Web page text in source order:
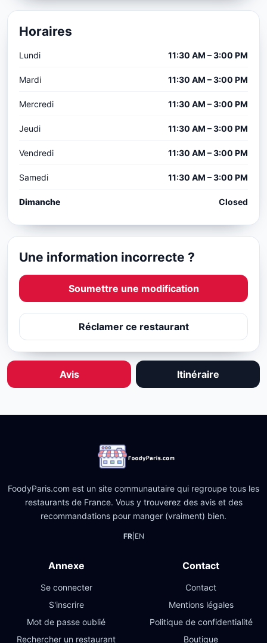
Horaires
Lundi 11:30 AM – 3:00 PM
Mardi 11:30 AM – 3:00 PM
Mercredi 11:30 AM – 3:00 PM
Jeudi 11:30 AM – 3:00 PM
Vendredi 11:30 AM – 3:00 PM
Samedi 11:30 AM – 3:00 PM
Dimanche Closed
Une information incorrecte ?
Soumettre une modification
Réclamer ce restaurant
Avis Itinéraire
FoodyParis.com est un site communautaire qui regroupe tous les
restaurants de France. Vous y trouverez des avis et des
recommandations pour manger (vraiment) bien.
FR| EN
Annexe
Se connecter
S'inscrire
Mot de passe oublié
Rechercher un restaurant
Contact
Contact
Mentions légales
Politique de confidentialité
Boutique